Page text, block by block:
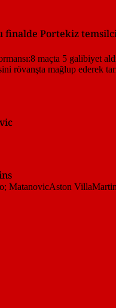
finalde Portekiz